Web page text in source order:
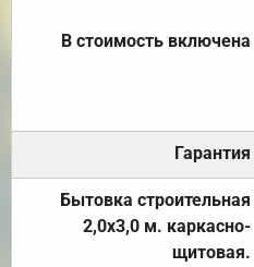
В стоимость включена
Гарантия
Бытовка строительная
2,0х3,0 м. каркасно-
щитовая.